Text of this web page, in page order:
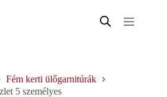
Fém kerti ülőgarnitúrák
5 személyes